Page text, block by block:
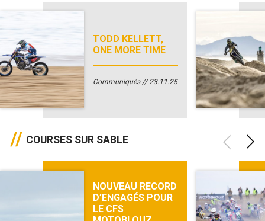
TODD KELLETT,
ONE MORE TIME
Communiqués 23.11.25
COURSES SUR SABLE
NOUVEAU RECORD
D’ENGAGÉS POUR
LE CFS